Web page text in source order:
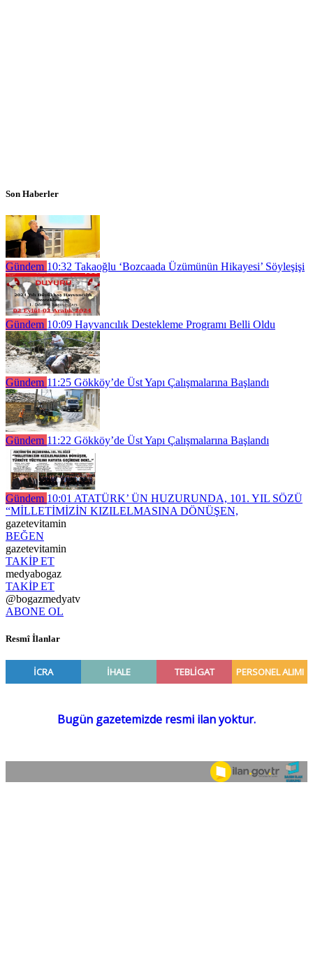
Son Haberler
Gündem 10:32 Takaoğlu ‘Bozcaada Üzümünün Hikayesi’ Söyleşişi
Gündem 10:09 Hayvancılık Destekleme Programı Belli Oldu
Gündem 11:25 Gökköy’de Üst Yapı Çalışmalarına Başlandı
Gündem 11:22 Gökköy’de Üst Yapı Çalışmalarına Başlandı
Gündem 10:01 ATATÜRK’ ÜN HUZURUNDA, 101. YIL SÖZÜ
“MİLLETİMİZİN KIZILELMASINA DÖNÜŞEN,
gazetevitamin
BEĞEN
gazetevitamin
TAKİP ET
medyabogaz
TAKİP ET
@bogazmedyatv
ABONE OL
Resmî İlanlar